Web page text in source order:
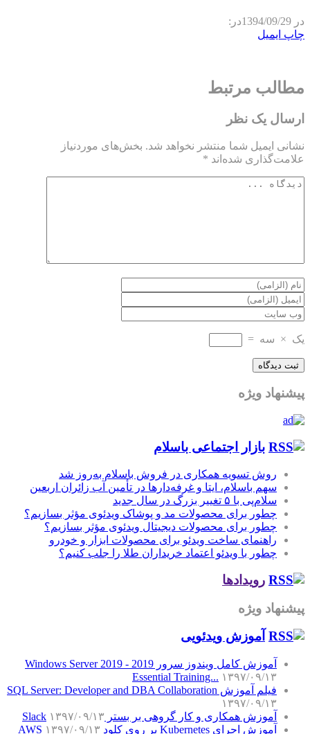
در 1394/09/29در:
چاپ ایمیل
مطالب مرتبط
ارسال یک نظر
نشانی ایمیل شما منتشر نخواهد شد. بخش‌های موردنیاز
علامت‌گذاری شده‌اند *
یک × سه =
پیشنهاد ویژه
بازار اجتماعی باسلام
روش تسویه همکاری در فروش باسلام به‌روز شد
سهم باسلام، ایتا و غرفه‌دارها در تأمین آب زائران اربعین
سلام‌پی با ۵ تغییر بزرگ در سال جدید
چطور برای محصولات مد و پوشاک ویدئوی مؤثر بسازیم؟
چطور برای محصولات دیجیتال ویدئوی مؤثر بسازیم؟
راهنمای ساخت ویدئو برای محصولات ابزار و خودرو
چطور با ویدئو اعتماد خریداران طلا را جلب کنیم؟
رویدادها
پیشنهاد ویژه
آموزش‌ ویدئویی
آموزش کامل ویندوز سرور 2019 - Windows Server 2019
Essential Training... ۱۳۹۷/۰۹/۱۳
فیلم آموزش SQL Server: Developer and DBA Collaboration
۱۳۹۷/۰۹/۱۳
آموزش همکاری و کار گروهی بر بستر Slack ۱۳۹۷/۰۹/۱۳
آموزش اجرای Kubernetes بر روی کلود AWS
۱۳۹۷/۰۹/۱۳